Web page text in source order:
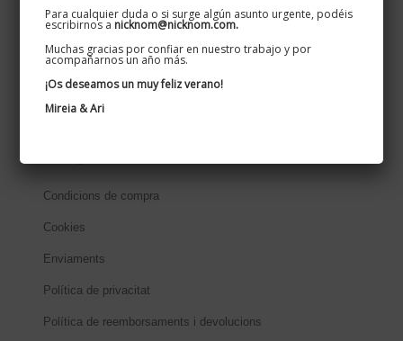
Colores disponibles
Acabados de hierro
Carteles de casas y masias
Carteles para negocios
Condicions de compra
Cookies
Enviaments
Política de privacitat
Política de reemborsaments i devolucions
Para cualquier duda o si surge algún asunto urgente, podéis
escribirnos a nicknom@nicknom.com.
Muchas gracias por confiar en nuestro trabajo y por
acompañarnos un año más.
¡Os deseamos un muy feliz verano!
Mireia & Ari